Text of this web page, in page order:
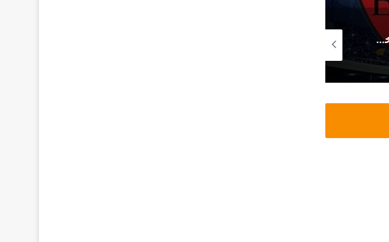
تونس : اتفاق تاريخي لزيادة أجور وتحسين منح هؤلاء